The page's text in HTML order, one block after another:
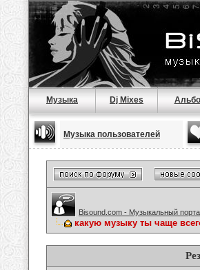
Музыка Dj Mixes
Музыка пользователей
Bisound.com - Музыкальный
какую музыку ты чаще